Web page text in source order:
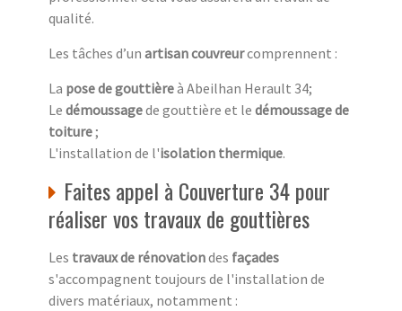
qualité.
Les tâches d’un artisan couvreurcomprennent :
La pose de gouttièreà Abeilhan Herault 34;
Le démoussagede gouttière et le démoussage de
toiture;
L'installation de l'isolation thermique.
Faites appel à Couverture 34 pour
réaliser vos travaux de gouttières
Les travaux de rénovationdes façades
s'accompagnent toujours de l'installation de
divers matériaux, notamment :